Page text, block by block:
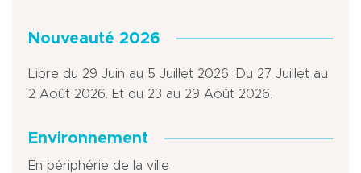
Nouveauté 2026
Libre du 29 Juin au 5 Juillet 2026. Du 27 Juillet au
2 Août 2026. Et du 23 au 29 Août 2026.
Environnement
En périphérie de la ville